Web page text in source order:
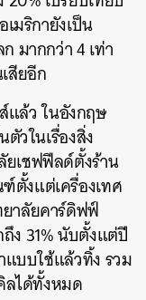
มริกายังเป็น
มากกว่า4เท่า
สียอีก
แล้วในอังกฤษ
วในเรื่องสิ่ง
เชฟฟีลด์ตั้งร้าน
ตั้งแต่เครื่องเทศ
าลัยคาร์ดิฟฟ์
ง 31%นับตั้งแต่ปี
แบบใช้แล้วทิ้งรวม
ลได้ทั้งหมด